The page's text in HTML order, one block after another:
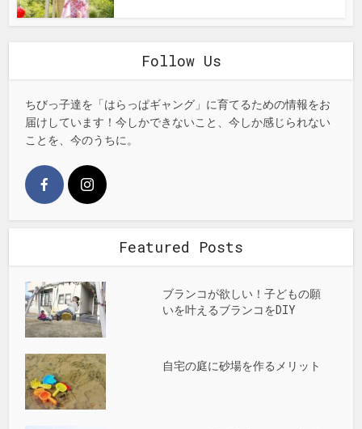
Follow Us
ちびっ子達を「はらっぱギャング」に育てるための情報をお
届けしています！今しかできないこと、今しか感じられない
ことを、今のうちに。
Featured Posts
ブランコが欲しい！子どもの願
いを叶えるブランコをDIY
自宅の庭に砂場を作るメリット